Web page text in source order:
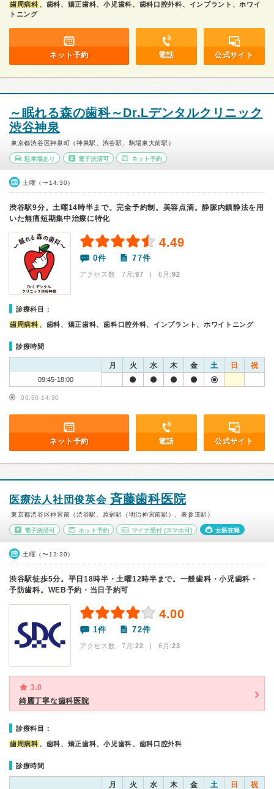
歯周病科 、歯科、矯正歯科、小児歯科、歯科口腔外科、インプラント、ホワイ
トニング
ネット予約 電話 公式サイト
～眠れる森の歯科～Dr.Lデンタルクリニック
渋谷神泉
東京都渋谷区神泉町（神泉駅、渋谷駅、駒場東大前駅）
駐車場あり 電子決済可 ネット予約
土曜（〜14:30）
渋谷駅9分。土曜14時半まで。完全予約制。美容点滴。静脈内鎮静法を用
いた無痛短期集中治療に特化
4.49
0件 77件
アクセス数 7月:97 | 6月:92
診療科目：
歯周病科 、歯科、矯正歯科、歯科口腔外科、インプラント、ホワイトニング
診療時間
月 火 水 木 金 土 日 祝
09:45-18:00
09:30-14:30
ネット予約 電話 公式サイト
医療法人社団俊英会斉藤歯科医院
東京都渋谷区神宮前（渋谷駅、原宿駅（明治神宮前駅）、表参道駅）
電子決済可 ネット予約 マイナ受付 (スマホ可) 女医在籍
土曜（〜12:30）
渋谷駅徒歩5分。平日18時半・土曜12時半まで。一般歯科・小児歯科・
予防歯科。WEB予約・当日予約可
4.00
1件 72件
アクセス数 7月:22 | 6月:23
3.0
綺麗丁寧な歯科医院
診療科目：
歯周病科 、歯科、矯正歯科、小児歯科、歯科口腔外科
診療時間
月 火 水 木 金 土 日 祝